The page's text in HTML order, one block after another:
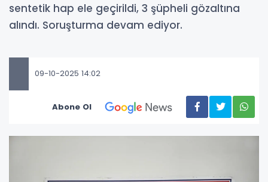
sentetik hap ele geçirildi, 3 şüpheli gözaltına
alındı. Soruşturma devam ediyor.
09-10-2025 14:02
Abone Ol